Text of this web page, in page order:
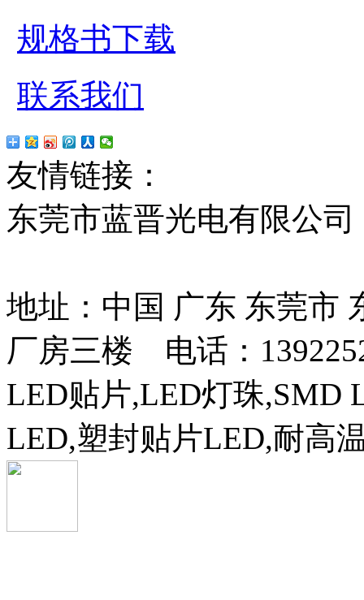
规格书下载
联系我们
友情链接：
东莞市蓝晋光电有限公
地址：中国 广东 东莞市
厂房三楼 电话：
LED贴片,LED灯珠,SMD
LED,塑封贴片LED,耐